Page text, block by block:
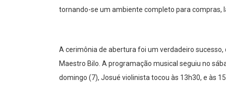
tornando-se um ambiente completo para compras,
A cerimônia de abertura foi um verdadeiro
Maestro Bilo. A programação musical seguiu no
domingo (7), Josué violinista tocou às 13h30, e às